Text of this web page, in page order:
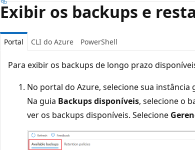
Exibir os backups e
Portal CLI do Azure PowerShell
Para exibir os backups de longo prazo
No portal do Azure, selecione sua instância
Na guia Backups disponíveis, selecione o
ver os backups disponíveis. Selecione